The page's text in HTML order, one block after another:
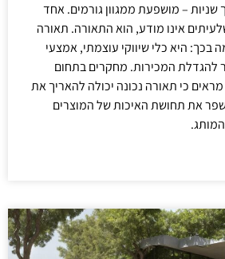
שניות – מושפעת ממגוון גורמים. אחד
אינו מודע, הוא התאורה. תאורה
בכך: היא כלי שיווקי עוצמתי, אמצעי
להגדלת המכירות. מחקרים בתחום
כי תאורה נכונה יכולה להאריך את
את תחושת האיכות של המוצרים